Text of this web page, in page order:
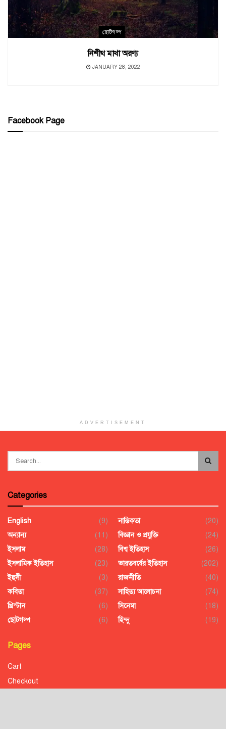
ছোটগল্প
নিশীথ মাখা অরণ্য
JANUARY 28, 2022
Facebook Page
ADVERTISEMENT
Categories
English
(9)
অন্যান্য
(11)
ইসলাম
(28)
ইসলামিক ইতিহাস
(23)
ইহুদী
(3)
কবিতা
(37)
খ্রিস্টান
(6)
ছোটগল্প
(6)
নাস্তিকতা
(20)
বিজ্ঞান ও প্রযুক্তি
(24)
বিশ্ব ইতিহাস
(26)
ভারতবর্ষের ইতিহাস
(202)
রাজনীতি
(40)
সাহিত্য আলোচনা
(74)
সিনেমা
(18)
হিন্দু
(19)
Pages
Cart
Checkout